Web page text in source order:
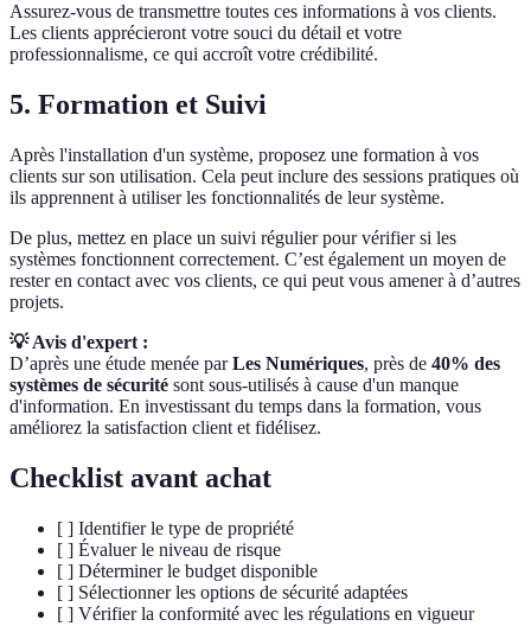
Assurez-vous de transmettre toutes ces informations à vos clients.
Les clients apprécieront votre souci du détail et votre
professionnalisme, ce qui accroît votre crédibilité.
5. Formation et Suivi
Après l'installation d'un système, proposez une formation à vos
clients sur son utilisation. Cela peut inclure des sessions pratiques où
ils apprennent à utiliser les fonctionnalités de leur système.
De plus, mettez en place un suivi régulier pour vérifier si les
systèmes fonctionnent correctement. C’est également un moyen de
rester en contact avec vos clients, ce qui peut vous amener à d’autres
projets.
💡 Avis d'expert :
D’après une étude menée parLes Numériques, près de 40% des
systèmes de sécurité sont sous-utilisés à cause d'un manque
d'information. En investissant du temps dans la formation, vous
améliorez la satisfaction client et fidélisez.
Checklist avant achat
[ ] Identifier le type de propriété
[ ] Évaluer le niveau de risque
[ ] Déterminer le budget disponible
[ ] Sélectionner les options de sécurité adaptées
[ ] Vérifier la conformité avec les régulations en vigueur